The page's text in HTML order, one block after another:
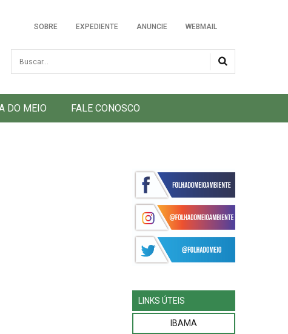
SOBRE EXPEDIENTE ANUNCIE WEBMAIL
Busca
DO MEIO FALE CONOSCO
LINKS ÚTEIS
IBAMA